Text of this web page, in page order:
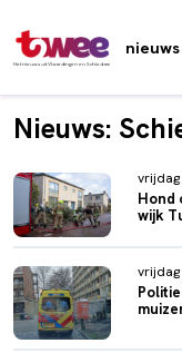
Het nieuws uit Vlaardingen en Schiedam
nieuws
Nieuws:
Hond
wijk